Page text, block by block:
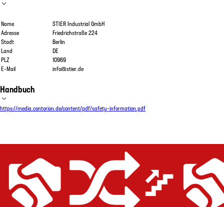
Name
STIER Industrial GmbH
Adresse
Friedrichstraße 224
Stadt
Berlin
Land
DE
PLZ
10969
E-Mail
info@stier.de
Handbuch
https://media.contorion.de/content/pdf/safety-information.pdf